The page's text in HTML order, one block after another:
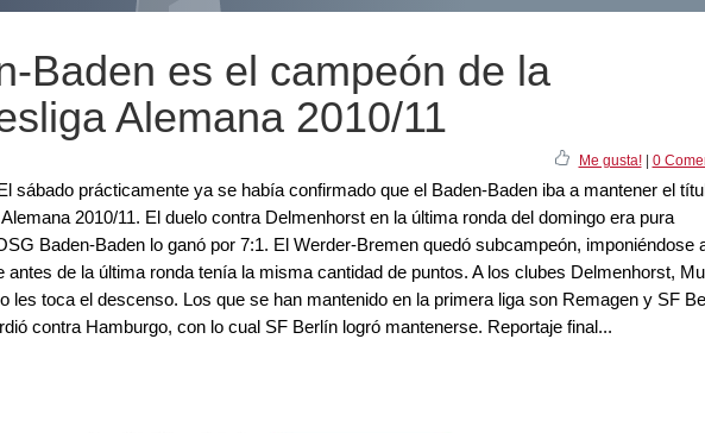
Baden es el campeón de la
Alemana 2010/11
Me gusta!| 0
sábado prácticamente ya se había confirmado que el Baden-Baden iba a mantener el
2010/11. El duelo contra Delmenhorst en la última ronda del domingo era pura
Baden-Baden lo ganó por 7:1. El Werder-Bremen quedó subcampeón, imponiéndose
antes de la última ronda tenía la misma cantidad de puntos. A los clubes Delmenhorst,
les toca el descenso. Los que se han mantenido en la primera liga son Remagen y SF
contra Hamburgo, con lo cual SF Berlín logró mantenerse. Reportaje final...